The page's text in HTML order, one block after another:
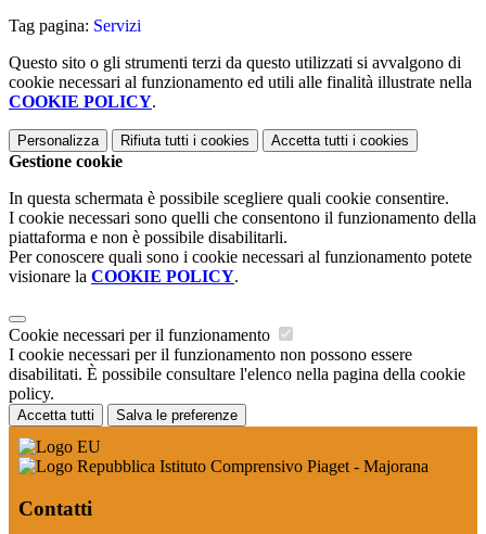
Tag pagina: Servizi
Questo sito o gli strumenti terzi da questo utilizzati si avvalgono di
cookie necessari al funzionamento ed utili alle finalità illustrate nella
COOKIE POLICY.
Personalizza Rifiuta tutti i cookies Accetta tutti i cookies
Gestione cookie
In questa schermata è possibile scegliere quali cookie consentire.
I cookie necessari sono quelli che consentono il funzionamento della
piattaforma e non è possibile disabilitarli.
Per conoscere quali sono i cookie necessari al funzionamento potete
visionare la COOKIE POLICY.
Cookie necessari per il funzionamento
I cookie necessari per il funzionamento non possono essere
disabilitati. È possibile consultare l'elenco nella pagina della cookie
policy.
Accetta tutti Salva le preferenze
Istituto Comprensivo Piaget - Majorana
Contatti